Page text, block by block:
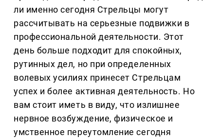
ли именно сегодня Стрельцы могут
рассчитывать на серьезные подвижки в
профессиональной деятельности. Этот
день больше подходит для спокойных,
рутинных дел, но при определенных
волевых усилиях принесет Стрельцам
успех и более активная деятельность. Но
вам стоит иметь в виду, что излишнее
нервное возбуждение, физическое и
умственное переутомление сегодня